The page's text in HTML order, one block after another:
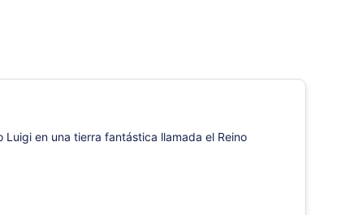
en una tierra fantástica llamada el Reino